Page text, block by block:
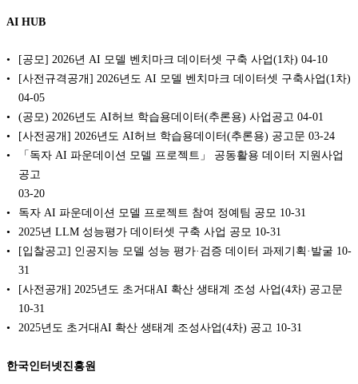
AI HUB
[공모] 2026년 AI 모델 벤치마크 데이터셋 구축 사업(1차) 04-10
[사전규격공개] 2026년도 AI 모델 벤치마크 데이터셋 구축사업(1차)
04-05
(공모) 2026년도 AI허브 학습용데이터(추론용) 사업공고 04-01
[사전공개] 2026년도 AI허브 학습용데이터(추론용) 공고문 03-24
「독자 AI 파운데이션 모델 프로젝트」 공동활용 데이터 지원사업
공고
03-20
독자 AI 파운데이션 모델 프로젝트 참여 정예팀 공모 10-31
2025년 LLM 성능평가 데이터셋 구축 사업 공모 10-31
[입찰공고] 인공지능 모델 성능 평가·검증 데이터 과제기획·발굴 10-
31
[사전공개] 2025년도 초거대AI 확산 생태계 조성 사업(4차) 공고문
10-31
2025년도 초거대AI 확산 생태계 조성사업(4차) 공고 10-31
한국인터넷진흥원